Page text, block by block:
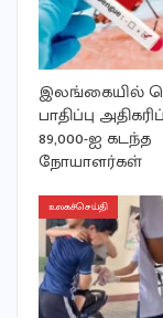
இலங்கையில்
பாதிப்பு
89,000-ஐ கடந்த
நோயாளர்கள்
உலகச்செய்தி